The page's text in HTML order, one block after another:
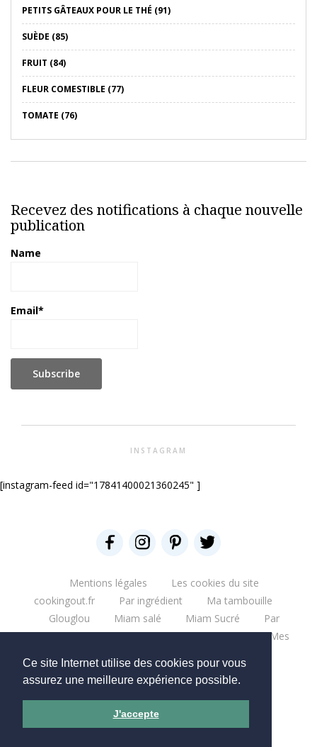
Ce site Internet utilise des cookies pour vous
assurez une meilleure expérience possible.
J'accepte
PETITS GÂTEAUX POUR LE THÉ (91)
SUÈDE (85)
FRUIT (84)
FLEUR COMESTIBLE (77)
TOMATE (76)
Recevez des notifications à chaque nouvelle
publication
Name
Email*
INSTAGRAM
[instagram-feed id="17841400021360245" ]
Mentions légales
Les cookies du site
cookingout.fr
Par ingrédient
Ma tambouille
Glouglou
Miam salé Miam Sucré
Par
ingrédient
Mes aventures Bonne table
Mes
Mes moments pro
Mes chantiers
Copyright © 2026 - CookingOut